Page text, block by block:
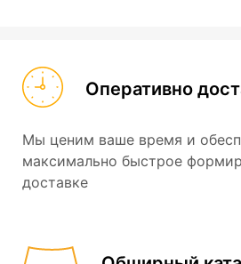
Оперативно
Мы ценим ваше время и
максимально быстрое
доставке